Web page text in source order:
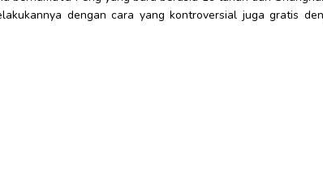
dengan cara yang kontroversial juga gratis